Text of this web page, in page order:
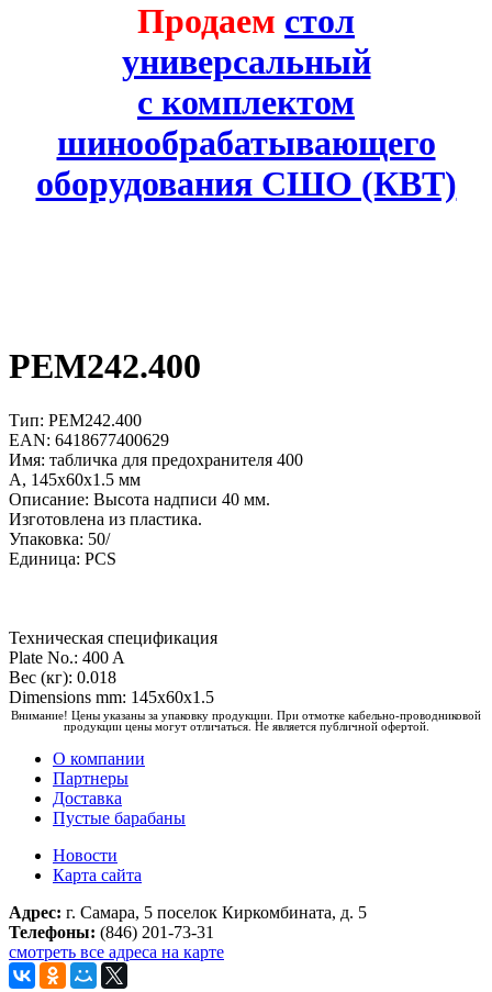
Продаем стол
универсальный
с комплектом
шинообрабатывающего
оборудования СШО (КВТ)
PEM242.400
Тип: PEM242.400
EAN: 6418677400629
Имя: табличка для предохранителя 400
A, 145x60x1.5 мм
Описание: Высота надписи 40 мм.
Изготовлена из пластика.
Упаковка: 50/
Единица: PCS
Техническая спецификация
Plate No.: 400 A
Вес (кг): 0.018
Dimensions mm: 145x60x1.5
Внимание! Цены указаны за упаковку продукции. При отмотке кабельно-проводниковой
продукции цены могут отличаться. Не является публичной офертой.
О компании
Партнеры
Доставка
Пустые барабаны
Новости
Карта сайта
Адрес: г. Самара, 5 поселок Киркомбината, д. 5
Телефоны: (846) 201-73-31
смотреть все адреса на карте